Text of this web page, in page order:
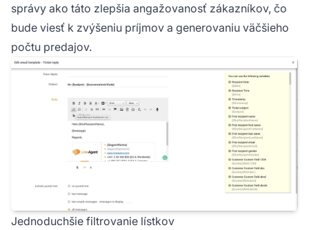
správy ako táto zlepšia angažovanosť zákazníkov, čo
bude viesť k zvýšeniu príjmov a generovaniu väčšieho
počtu predajov.
Jednoduchšie filtrovanie lístkov